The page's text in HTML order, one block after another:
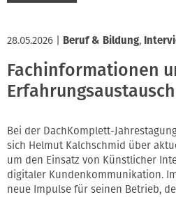
28.05.2026 Beruf & Bildung,
Fachinformationen
Bei der DachKomplett-
sich Helmut Kalchschmid über
um den Einsatz von Künstlicher
digitaler Kundenkommunikation.
neue Impulse für seinen Betrieb,